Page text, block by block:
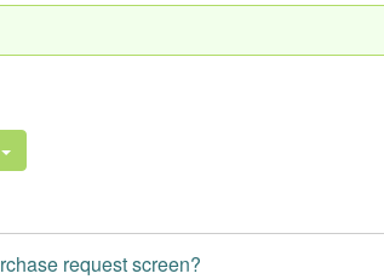
request screen?